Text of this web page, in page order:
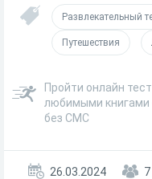
Развлекательный
Путешествия
Пройти онлайн
любимыми книгами
без СМС
26.03.2024 7